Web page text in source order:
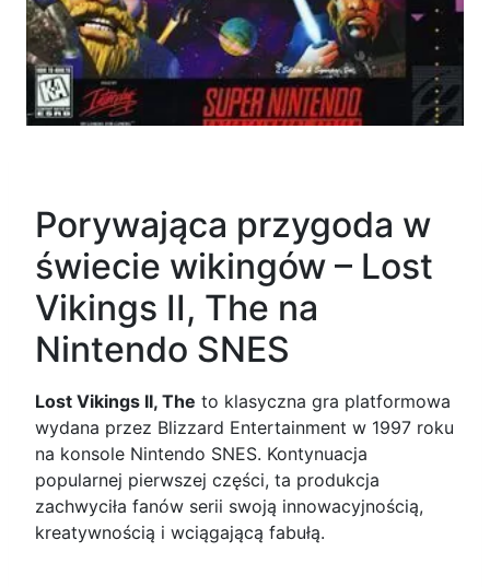
Porywająca przygoda w
świecie wikingów – Lost
Vikings II, The na
Nintendo SNES
Lost Vikings II, The to klasyczna gra platformowa
wydana przez Blizzard Entertainment w 1997 roku
na konsole Nintendo SNES. Kontynuacja
popularnej pierwszej części, ta produkcja
zachwyciła fanów serii swoją innowacyjnością,
kreatywnością i wciągającą fabułą.